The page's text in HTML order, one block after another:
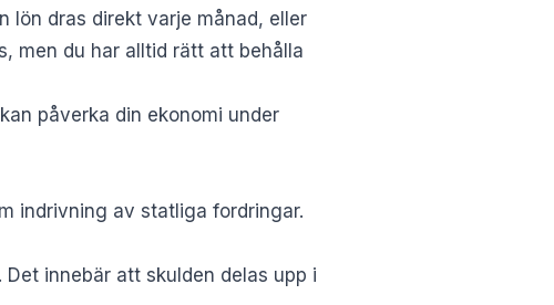
lön dras direkt varje månad, eller
men du har alltid rätt att behålla
påverka din ekonomi under
indrivning av statliga fordringar.
innebär att skulden delas upp i